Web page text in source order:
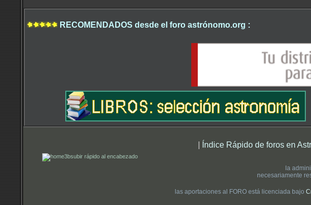
RECOMENDADOS desde el foro astrónomo.org :
| Índice Rápido de foros en
subir rápido al encabezado
la
necesariamente
las aportaciones al FORO está licenciada bajo